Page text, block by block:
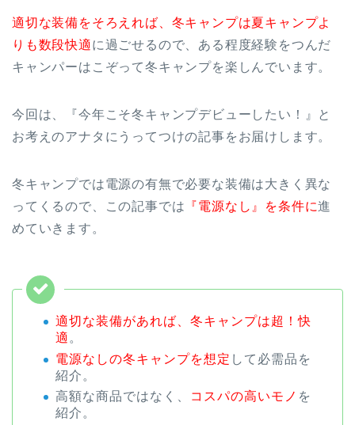
適切な装備をそろえれば、冬キャンプは夏キャンプよ
りも数段快適に過ごせるので、ある程度経験をつんだ
キャンパーはこぞって冬キャンプを楽しんでいます。
今回は、『今年こそ冬キャンプデビューしたい！』と
お考えのアナタにうってつけの記事をお届けします。
冬キャンプでは電源の有無で必要な装備は大きく異な
ってくるので、この記事では 『電源なし』を条件に進
めていきます。
適切な装備があれば、冬キャンプは超！快
適 。
電源なしの冬キャンプを想定 して必需品を
紹介。
高額な商品ではなく、
コスパの高いモノ を
紹介。